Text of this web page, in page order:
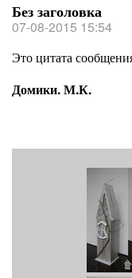
Без заголовка
07-08-2015 15:54
Это цитата
Домики. М.К.